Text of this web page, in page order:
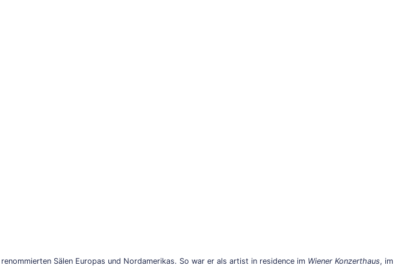
Sälen Europas und Nordamerikas. So war er als artist in residence im Wiener Konzerthaus, im